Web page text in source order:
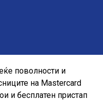
кои сакаат да ги
картичка за
со промотивна
поволности и
на Mastercard
и бесплатен пристап